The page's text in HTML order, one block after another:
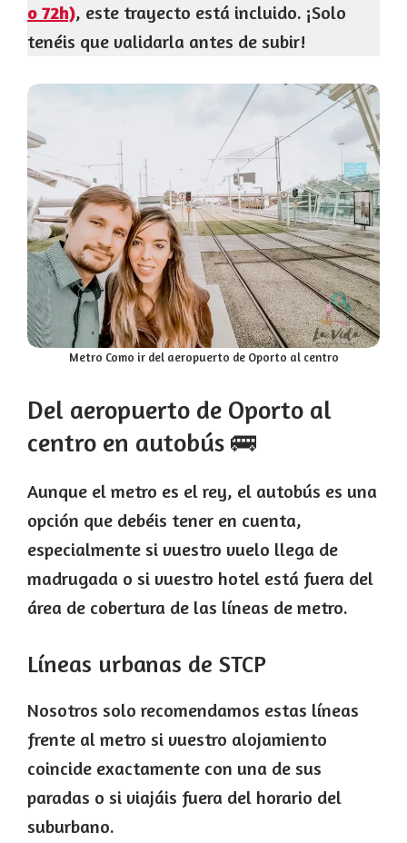
o 72h), este trayecto está incluido. ¡Solo
tenéis que validarla antes de subir!
Metro Como ir del aeropuerto de Oporto al centro
Del aeropuerto de Oporto al
centro en autobús 🚌
Aunque el metro es el rey, el autobús es una
opción que debéis tener en cuenta,
especialmente si vuestro vuelo llega de
madrugada o si vuestro hotel está fuera del
área de cobertura de las líneas de metro.
Líneas urbanas de STCP
Nosotros solo recomendamos estas líneas
frente al metro si vuestro alojamiento
coincide exactamente con una de sus
paradas o si viajáis fuera del horario del
suburbano.